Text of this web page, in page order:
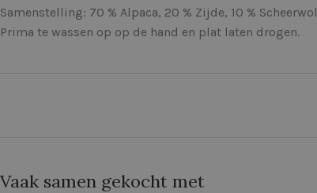
Samenstelling: 70 % Alpaca, 20 % Zijde, 10 %
Prima te wassen op op de hand en plat laten drogen.
Vaak samen gekocht met